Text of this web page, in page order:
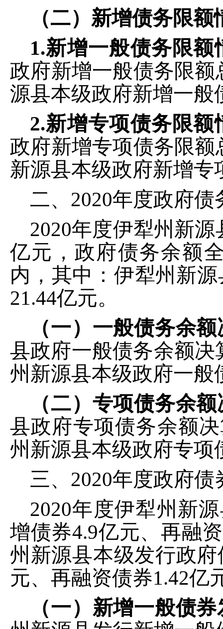
（二）新增债务限额
1.新增一般债务限额
政府新增一般债务限额
源县本级政府新增一般
2.新增专项债务限额
政府新增专项债务限额
新源县本级政府新增专
二、 2020年度政府债
2020年度伊犁州新源
亿元，政府债务余额
内，其中： 伊犁州新
21.44亿元。
（一）一般债务余额
县政府一般债务余额决
州新源县本级政府一般
（二）专项债务余额
县政府专项债务余额
州新源县本级政府专项
三、 2020年度政府债
2020年度伊犁州新
增债券4.9亿元、再融
州新源县本级发行政府
元、再融资债券1.42亿
（一）新增一般债